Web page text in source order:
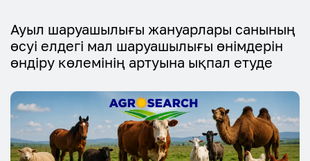
Ауыл шаруашылығы жануарлары санының
өсуі елдегі мал шаруашылығы өнімдерін
өндіру көлемінің артуына ықпал етуде